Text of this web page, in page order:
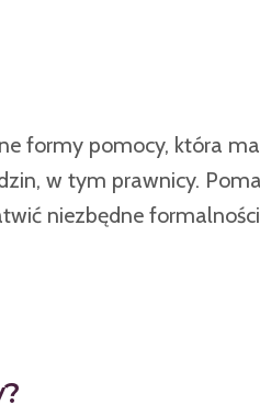
formy pomocy, która
w tym prawnicy.
niezbędne